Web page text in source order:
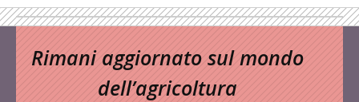
Rimani aggiornato sul mondo
dell’agricoltura